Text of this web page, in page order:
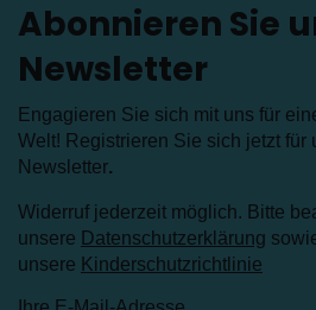
Abonnieren Sie
Newsletter
Engagieren Sie sich mit uns für
Welt! Registrieren Sie sich jetzt für
Newsletter.
Widerruf jederzeit möglich. Bitte
unsere Datenschutzerklärung
unsere Kinderschutzrichtlinie